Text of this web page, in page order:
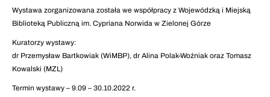
Wystawa zorganizowana została we współpracy z Wojewódzką i Miejską
Biblioteką Publiczną im. Cypriana Norwida w Zielonej Górze
Kuratorzy wystawy:
dr Przemysław Bartkowiak (WiMBP), dr Alina Polak-Woźniak oraz Tomasz
Kowalski (MZL)
Termin wystawy – 9.09 – 30.10.2022 r.